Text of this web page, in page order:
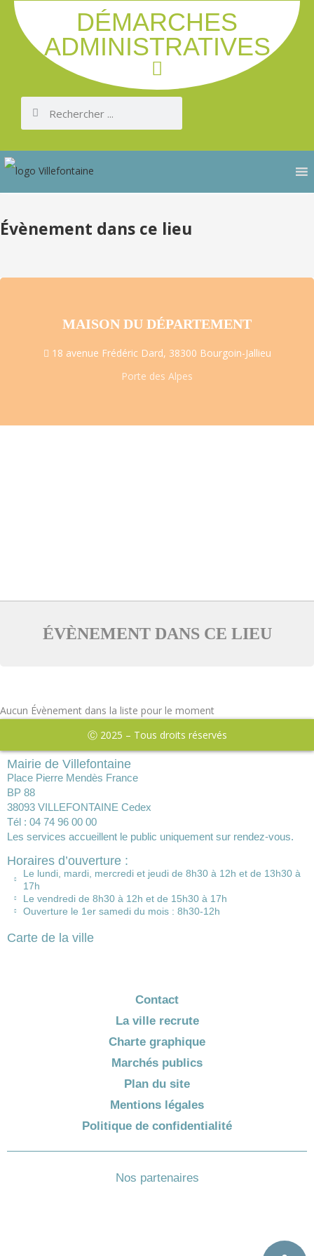
DÉMARCHES
ADMINISTRATIVES
Évènement dans ce lieu
MAISON DU DÉPARTEMENT
18 avenue Frédéric Dard, 38300 Bourgoin-Jallieu
Porte des Alpes
ÉVÈNEMENT DANS CE LIEU
Aucun Évènement dans la liste pour le moment
Ⓒ 2025 – Tous droits réservés
Mairie de Villefontaine
Place Pierre Mendès France
BP 88
38093 VILLEFONTAINE Cedex
Tél : 04 74 96 00 00
Les services accueillent le public uniquement sur rendez-vous.
Horaires d’ouverture :
Le lundi, mardi, mercredi et jeudi de 8h30 à 12h et de 13h30 à
17h
Le vendredi de 8h30 à 12h et de 15h30 à 17h
Ouverture le 1er samedi du mois : 8h30-12h
Carte de la ville
Contact
La ville recrute
Charte graphique
Marchés publics
Plan du site
Mentions légales
Politique de confidentialité
Nos partenaires